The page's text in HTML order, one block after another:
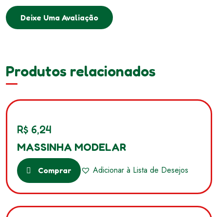
Deixe Uma Avaliação
Produtos relacionados
R$ 6,24
MASSINHA MODELAR
Comprar Adicionar à Lista de Desejos